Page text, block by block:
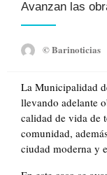
Avanzan las
© Barinoticias
La Municipalidad
llevando adelante
calidad de vida de
comunidad,
ciudad moderna y